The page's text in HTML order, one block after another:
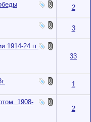
2
3
1914-24 гг.
33
1
1908-
2